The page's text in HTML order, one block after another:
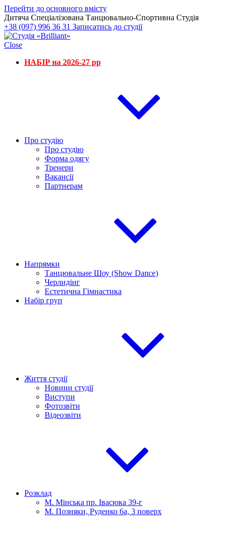
Перейти до основного вмісту
Дитяча Спеціалізована Танцювально-Спортивна Студія
+38 (097) 996 36 31 Записатись до студії
Close
НАБІР на 2026-27 рр
Про студію
Про студію
Форма одягу
Тренери
Вакансії
Партнерам
Напрямки
Танцювальне Шоу (Show Dance)
Черлидінг
Естетична Гімнастика
Набір груп
Життя студії
Новини студії
Виступи
Фотозвіти
Відеозвіти
Розклад
М. Мінська пр. Івасюка 39-г
М. Позняки, Руденко 6а, 3 поверх